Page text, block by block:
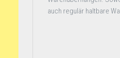
auch regulär haltbare